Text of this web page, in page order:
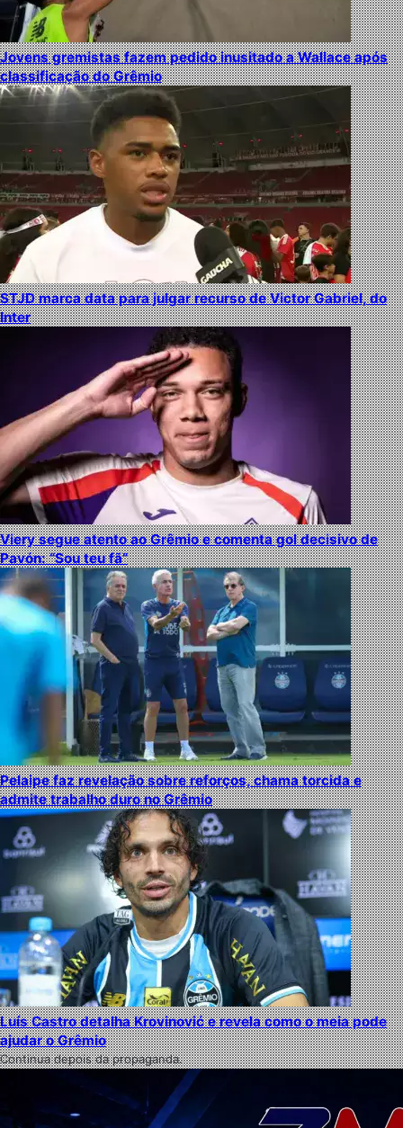
Jovens gremistas fazem pedido inusitado a Wallace após
classificação do Grêmio
STJD marca data para julgar recurso de Victor Gabriel, do
Inter
Viery segue atento ao Grêmio e comenta gol decisivo de
Pavón: “Sou teu fã”
Pelaipe faz revelação sobre reforços, chama torcida e
admite trabalho duro no Grêmio
Luís Castro detalha Krovinović e revela como o meia pode
ajudar o Grêmio
Continua depois da propaganda.